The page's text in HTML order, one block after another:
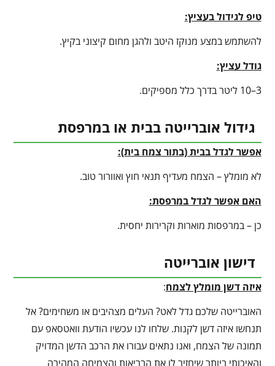
טיפ לגידול בעציץ:
להשתמש במצע מנוקז היטב ולהגן מחום קיצוני בקיץ.
גודל עציץ:
3–10 ליטר בדרך כלל מספיקים.
גידול אוברייטה בבית או במרפסת
אפשר לגדל בבית (בתור צמח בית):
לא מומלץ – הצמח מעדיף תנאי חוץ ואוורור טוב.
האם אפשר לגדל במרפסת:
כן – במרפסות מוארות וקרירות יחסית.
דישון אוברייטה
איזה דשן מומלץ לצמח:
האוברייטה שלכם גדל לאט? העלים מצהיבים או משחימים? אל
תנחשו איזה דשן לקנות. שלחו לנו עכשיו הודעת וואטסאפ עם
תמונה של הצמח, ואנו נתאים עבורו את הרכב הדשן המדויק
והאיכותי ביותר שיחזיר לו את הבריאות והצמיחה המהירה